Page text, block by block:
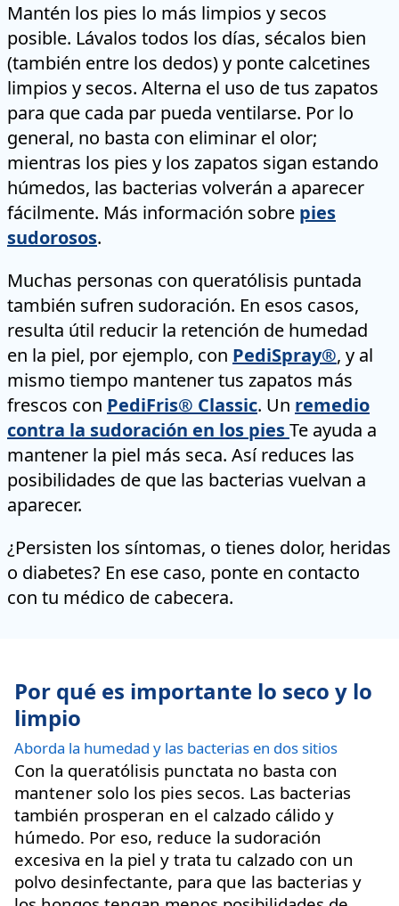
Mantén los pies lo más limpios y secos
posible. Lávalos todos los días, sécalos bien
(también entre los dedos) y ponte calcetines
limpios y secos. Alterna el uso de tus zapatos
para que cada par pueda ventilarse. Por lo
general, no basta con eliminar el olor;
mientras los pies y los zapatos sigan estando
húmedos, las bacterias volverán a aparecer
fácilmente. Más información sobre pies
sudorosos.
Muchas personas con queratólisis puntada
también sufren sudoración. En esos casos,
resulta útil reducir la retención de humedad
en la piel, por ejemplo, con PediSpray®, y al
mismo tiempo mantener tus zapatos más
frescos con PediFris® Classic. Un remedio
contra la sudoración en los piesTe ayuda a
mantener la piel más seca. Así reduces las
posibilidades de que las bacterias vuelvan a
aparecer.
¿Persisten los síntomas, o tienes dolor, heridas
o diabetes? En ese caso, ponte en contacto
con tu médico de cabecera.
Por qué es importante lo seco y lo
limpio
Aborda la humedad y las bacterias en dos sitios
Con la queratólisis punctata no basta con
mantener solo los pies secos. Las bacterias
también prosperan en el calzado cálido y
húmedo. Por eso, reduce la sudoración
excesiva en la piel y trata tu calzado con un
polvo desinfectante, para que las bacterias y